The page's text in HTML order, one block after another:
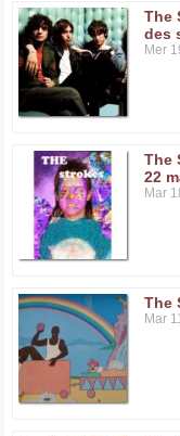
The
des
Mer
The
22
Mar
The
Mar